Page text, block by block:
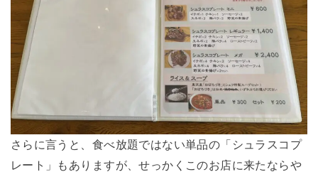
さらに言うと、食べ放題ではない単品の「シュラスコプ
レート」もありますが、せっかくこのお店に来たならや